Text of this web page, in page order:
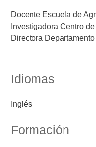
Docente Escuela de
Investigadora Centro
Directora
Idiomas
Inglés
Formación